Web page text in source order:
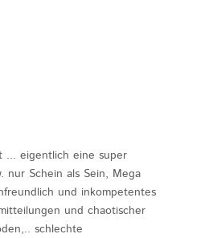
... eigentlich eine super
nur Schein als Sein, Mega
und inkompetentes
und chaotischer
schlechte